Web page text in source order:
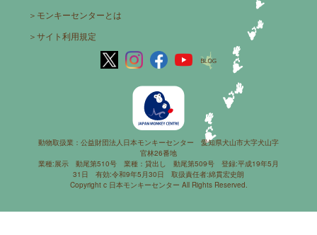
＞ モンキーセンターとは
＞サイト利用規定
動物取扱業：公益財団法人日本モンキーセンター 愛知県犬山市大字犬山字
官林26番地
業種:展示 動尾第510号 業種：貸出し 動尾第509号 登録:平成19年5月
31日 有効:令和9年5月30日 取扱責任者:綿貫宏史朗
Copyright c 日本モンキーセンター All Rights Reserved.